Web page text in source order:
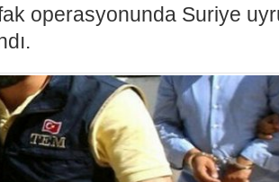
operasyonunda Suriye